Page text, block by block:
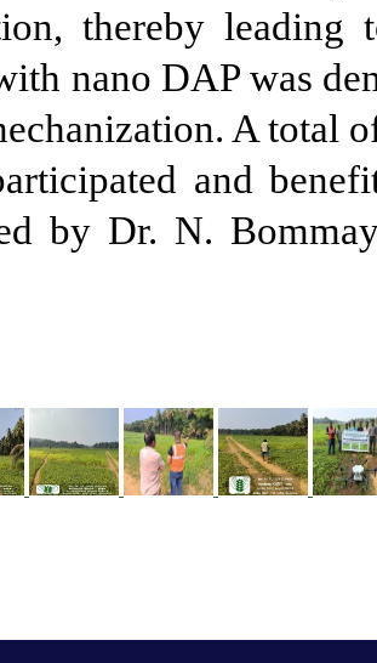
thereby leading
nano DAP was
A total
and
by Dr. N.